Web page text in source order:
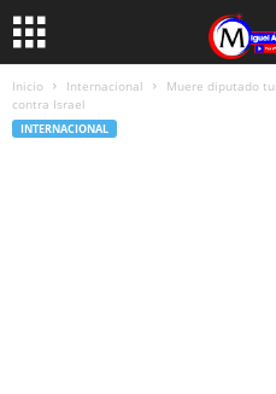
Inicio Internacional
Muere diputado
contra Israel
INTERNACIONAL